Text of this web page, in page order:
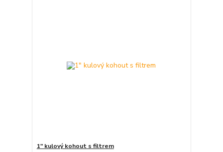
1" kulový kohout s filtrem